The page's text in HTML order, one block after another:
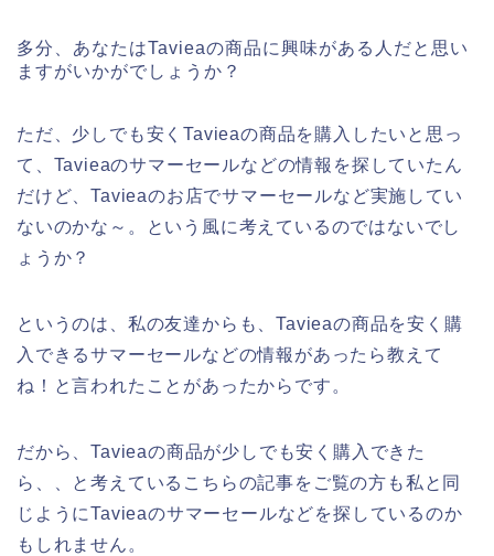
多分、あなたはTavieaの商品に興味がある人だと思い
ますがいかがでしょうか？
ただ、少しでも安くTavieaの商品を購入したいと思っ
て、Tavieaのサマーセールなどの情報を探していたん
だけど、Tavieaのお店でサマーセールなど実施してい
ないのかな～。という風に考えているのではないでし
ょうか？
というのは、私の友達からも、Tavieaの商品を安く購
入できるサマーセールなどの情報があったら教えて
ね！と言われたことがあったからです。
だから、Tavieaの商品が少しでも安く購入できた
ら、、と考えているこちらの記事をご覧の方も私と同
じようにTavieaのサマーセールなどを探しているのか
もしれません。